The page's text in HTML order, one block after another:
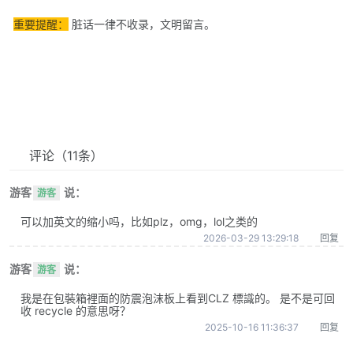
重要提醒： 脏话一律不收录，文明留言。
评论 （11条）
游客 游客 说：
可以加英文的缩小吗，比如plz，omg，lol之类的
2026-03-29 13:29:18 回复
游客 游客 说：
我是在包裝箱裡面的防震泡沫板上看到CLZ 標識的。 是不是可回
收 recycle 的意思呀？
2025-10-16 11:36:37 回复